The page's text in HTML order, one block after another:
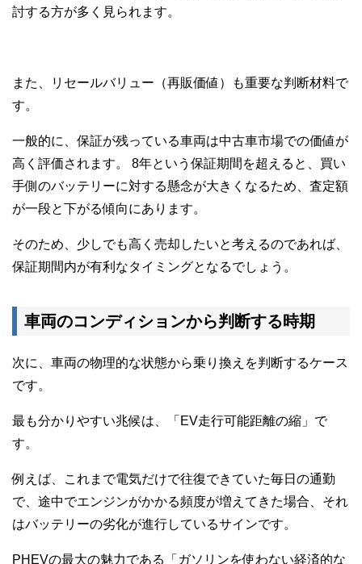
討する方が多く見られます。
また、リセールバリュー（再販価値）も重要な判断材料で
す。
一般的に、保証が残っている車両は中古車市場での価値が
高く評価されます。 8年という保証期間を超えると、買い
手側のバッテリーに対する懸念が大きくなるため、査定額
が一段と下がる傾向にあります。
そのため、少しでも高く売却したいと考えるのであれば、
保証期間内が有利なタイミングとなるでしょう。
車両のコンディションから判断する時期
次に、車両の物理的な状態から乗り換えを判断するケース
です。
最も分かりやすい兆候は、「EV走行可能距離の縮」で
す。
例えば、これまで電気だけで往復できていた毎日の通勤
で、途中でエンジンがかかる頻度が増えてきた場合、それ
はバッテリーの劣化が進行しているサインです。
PHEVの最大の魅力である「ガソリンを使わない経済的な